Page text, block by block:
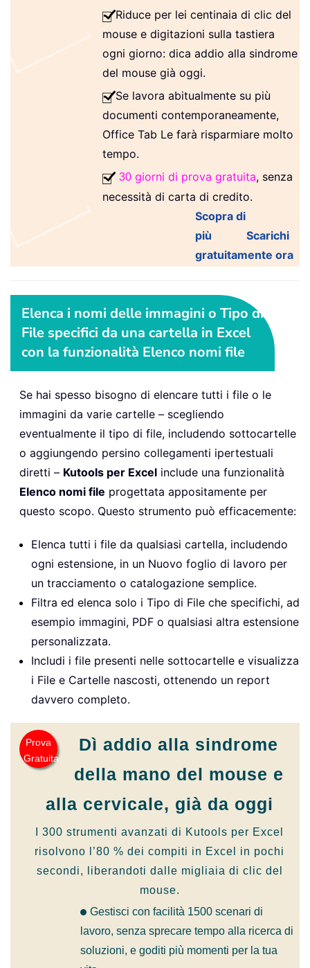
Riduce per lei centinaia di clic del
mouse e digitazioni sulla tastiera
ogni giorno: dica addio alla sindrome
del mouse già oggi.
Se lavora abitualmente su più
documenti contemporaneamente,
Office Tab Le farà risparmiare molto
tempo.
30 giorni di prova gratuita, senza
necessità di carta di credito.
Scopra di
più
Scarichi
gratuitamente ora
Elenca i nomi delle immagini o Tipo di
File specifici da una cartella in Excel
con la funzionalità Elenco nomi file
Se hai spesso bisogno di elencare tutti i file o le
immagini da varie cartelle – scegliendo
eventualmente il tipo di file, includendo sottocartelle
o aggiungendo persino collegamenti ipertestuali
diretti – Kutools per Excel include una funzionalità
Elenco nomi file progettata appositamente per
questo scopo. Questo strumento può efficacemente:
Elenca tutti i file da qualsiasi cartella, includendo
ogni estensione, in un Nuovo foglio di lavoro per
un tracciamento o catalogazione semplice.
Filtra ed elenca solo i Tipo di File che specifichi, ad
esempio immagini, PDF o qualsiasi altra estensione
personalizzata.
Includi i file presenti nelle sottocartelle e visualizza
i File e Cartelle nascosti, ottenendo un report
davvero completo.
Prova
Gratuita
Dì addio alla sindrome
della mano del mouse e
alla cervicale, già da oggi
I 300 strumenti avanzati di Kutools per Excel
risolvono
l’80 % dei compiti in Excel in pochi
secondi, liberandoti dalle migliaia di clic del
mouse.
Gestisci con facilità 1500 scenari di
lavoro, senza sprecare tempo alla ricerca di
soluzioni, e goditi più momenti per la tua